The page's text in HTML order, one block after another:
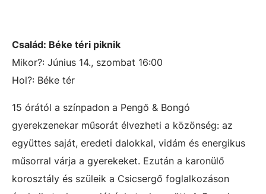
Család: Béke téri piknik
Mikor?: Június 14., szombat 16:00
Hol?: Béke tér
15 órától a színpadon a Pengő & Bongó
gyerekzenekar műsorát élvezheti a közönség: az
együttes saját, eredeti dalokkal, vidám és energikus
műsorral várja a gyerekeket. Ezután a karonülő
korosztály és szüleik a Csicsergő foglalkozáson